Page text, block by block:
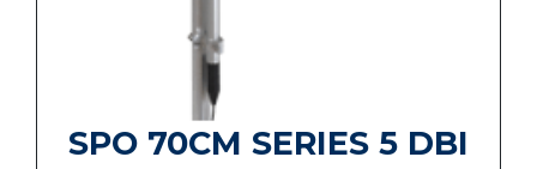
SPO 70CM SERIES 5 DBI